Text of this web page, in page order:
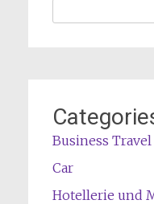
Business Travel
Car
Hotellerie und